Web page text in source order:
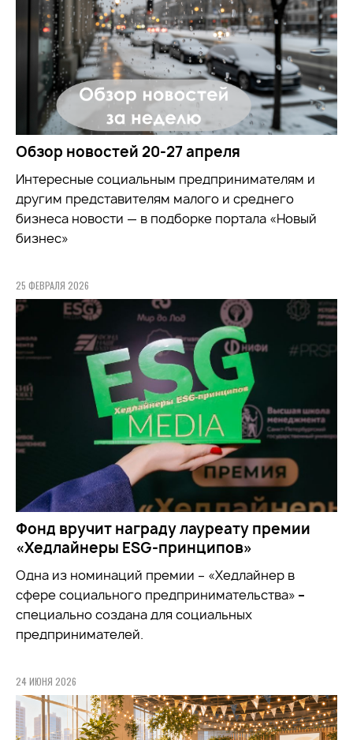
Обзор новостей 20-27 апреля
Интересные социальным предпринимателям и
другим представителям малого и среднего
бизнеса новости — в подборке портала «Новый
бизнес»
25 ФЕВРАЛЯ 2026
Фонд вручит награду лауреату премии
«Хедлайнеры ESG-принципов»
Одна из номинаций премии – «Хедлайнер в
сфере социального предпринимательства» –
специально создана для социальных
предпринимателей.
24 ИЮНЯ 2026